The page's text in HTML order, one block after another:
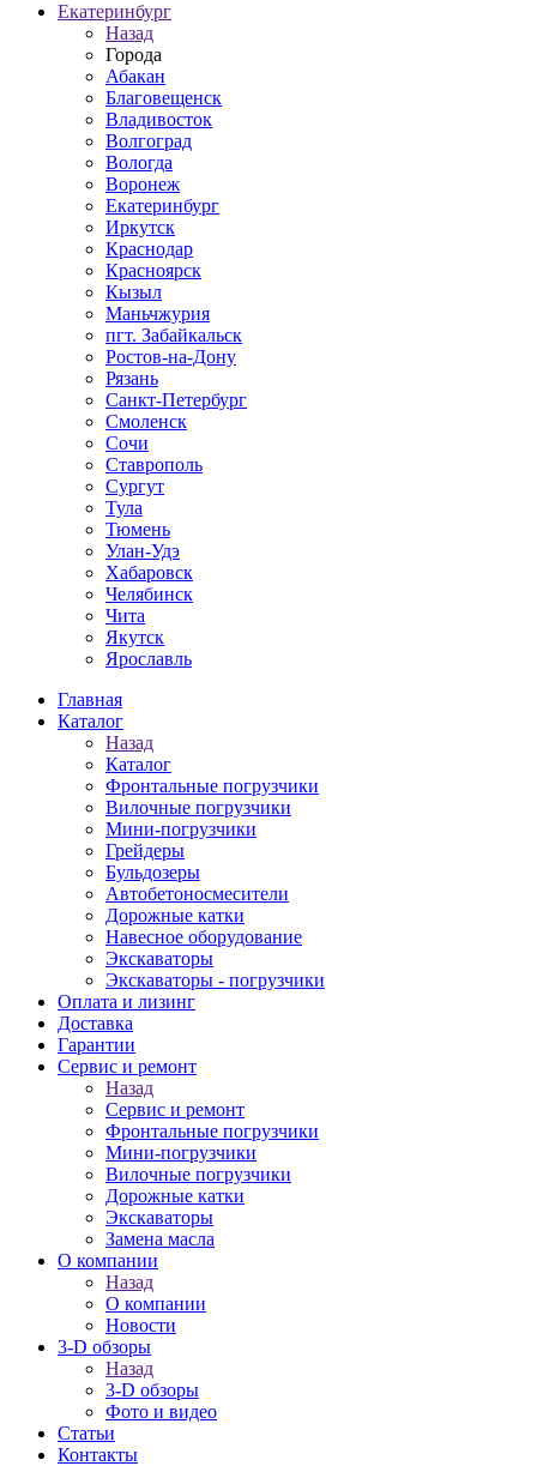
Екатеринбург
Назад
Города
Абакан
Благовещенск
Владивосток
Волгоград
Вологда
Воронеж
Екатеринбург
Иркутск
Краснодар
Красноярск
Кызыл
Маньчжурия
пгт. Забайкальск
Ростов-на-Дону
Рязань
Санкт-Петербург
Смоленск
Сочи
Ставрополь
Сургут
Тула
Тюмень
Улан-Удэ
Хабаровск
Челябинск
Чита
Якутск
Ярославль
Главная
Каталог
Назад
Каталог
Фронтальные погрузчики
Вилочные погрузчики
Мини-погрузчики
Грейдеры
Бульдозеры
Автобетоносмесители
Дорожные катки
Навесное оборудование
Экскаваторы
Экскаваторы - погрузчики
Оплата и лизинг
Доставка
Гарантии
Сервис и ремонт
Назад
Сервис и ремонт
Фронтальные погрузчики
Мини-погрузчики
Вилочные погрузчики
Дорожные катки
Экскаваторы
Замена масла
О компании
Назад
О компании
Новости
3-D обзоры
Назад
3-D обзоры
Фото и видео
Статьи
Контакты